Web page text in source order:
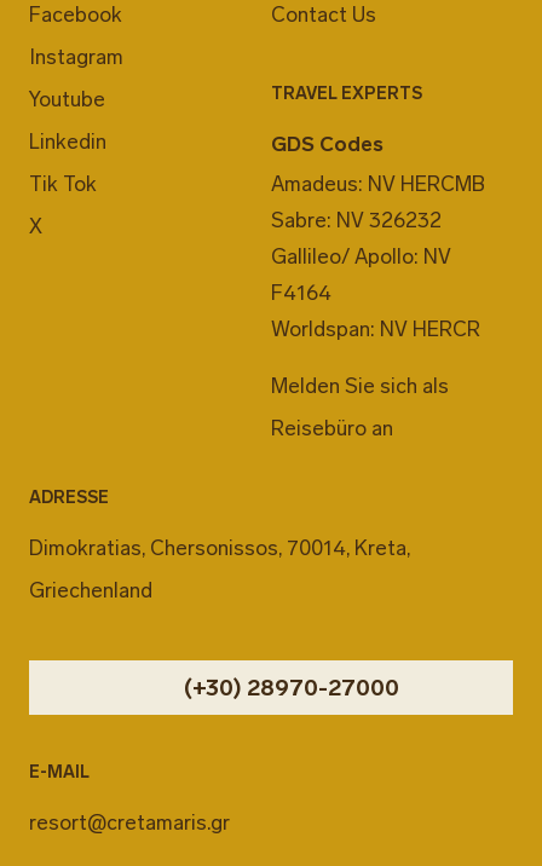
Facebook
Instagram
Youtube
Linkedin
Tik Tok
X
Contact Us
TRAVEL EXPERTS
GDS Codes
Amadeus: NV HERCMB
Sabre: NV 326232
Gallileo/ Apollo: NV
F4164
Worldspan: NV HERCR
Melden Sie sich als
Reisebüro an
ADRESSE
Dimokratias, Chersonissos, 70014, Kreta,
Griechenland
(+30) 28970-27000
E-MAIL
resort@cretamaris.gr